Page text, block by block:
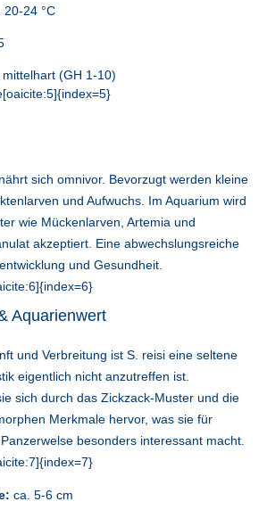
20-24 °C
(GH 1-10)
sich omnivor. Bevorzugt werden kleine
und Aufwuchs. Im Aquarium wird
wie Mückenlarven, Artemia und
akzeptiert. Eine abwechslungsreiche
und Gesundheit.
Aquarienwert
und Verbreitung ist S. reisi eine seltene
eigentlich nicht anzutreffen ist.
sich durch das Zickzack-Muster und die
Merkmale hervor, was sie für
besonders interessant macht.
ca. 5-6 cm